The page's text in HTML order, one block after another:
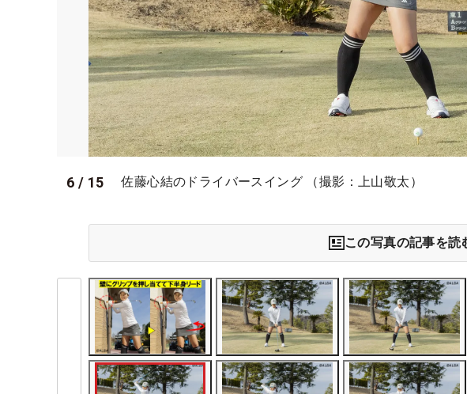
6 / 15 佐藤心結のドライバースイング （撮影：上山敬太）
この写真の記事を読